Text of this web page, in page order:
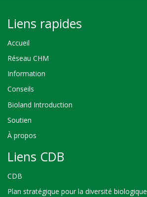
Liens rapides
Accueil
Réseau CHM
Information
Conseils
Bioland Introduction
Soutien
À propos
Liens CDB
CDB
Plan stratégique pour la diversité biologique